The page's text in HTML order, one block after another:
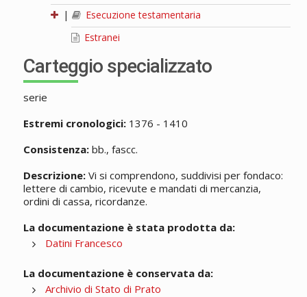
|
Esecuzione testamentaria
Estranei
Carteggio specializzato
serie
Estremi cronologici:1376 - 1410
Consistenza:bb., fascc.
Descrizione:Vi si comprendono, suddivisi per fondaco:
lettere di cambio, ricevute e mandati di mercanzia,
ordini di cassa, ricordanze.
La documentazione è stata prodotta da:
Datini Francesco
La documentazione è conservata da:
Archivio di Stato di Prato